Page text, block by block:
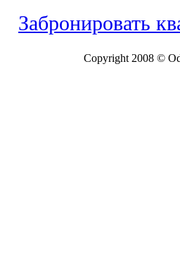
Забронировать
Copyright 2008 ©